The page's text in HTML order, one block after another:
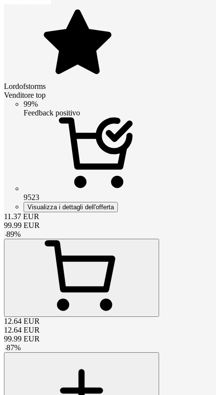
Lordofstorms
Venditore top
99%
Feedback positivo
9523
Visualizza i dettagli dell'offerta
11.37 EUR
99.99 EUR
-89%
12.64 EUR
12.64 EUR
99.99 EUR
-87%